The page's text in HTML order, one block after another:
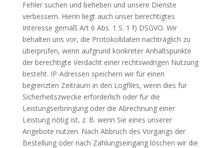
Fehler suchen und beheben und unsere Dienste
verbessern. Hierin liegt auch unser berechtigtes
Interesse gemäß Art 6 Abs. 1 S. 1 f) DSGVO. Wir
behalten uns vor, die Protokolldaten nachträglich zu
überprüfen, wenn aufgrund konkreter Anhaltspunkte
der berechtigte Verdacht einer rechtswidrigen Nutzung
besteht. IP-Adressen speichern wir für einen
begrenzten Zeitraum in den Logfiles, wenn dies für
Sicherheitszwecke erforderlich oder für die
Leistungserbringung oder die Abrechnung einer
Leistung nötig ist, z. B. wenn Sie eines unserer
Angebote nutzen. Nach Abbruch des Vorgangs der
Bestellung oder nach Zahlungseingang löschen wir die